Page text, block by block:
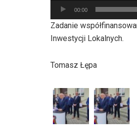
Odtwarzacz
plików
dźwiękowych
00:00
Zadanie
Inwestycji Lokalnych.
Tomasz Łępa